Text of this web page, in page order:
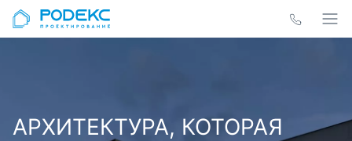
АРХИТЕКТУРА, КОТОРАЯ